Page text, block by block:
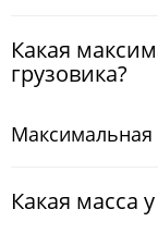
Какая
грузовика?
Какая масса